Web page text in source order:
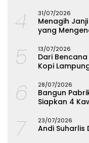
4 31/07/2026
Menagih
yang
5 13/07/2026
Dari
Kopi
6 28/07/2026
Bangun
Siapkan 4
7 23/07/2026
Andi Suharlis